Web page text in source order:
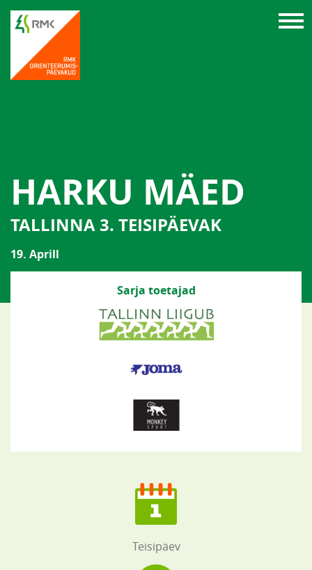
HARKU MÄED
TALLINNA 3. TEISIPÄEVAK
19. Aprill
Sarja toetajad
Teisipäev